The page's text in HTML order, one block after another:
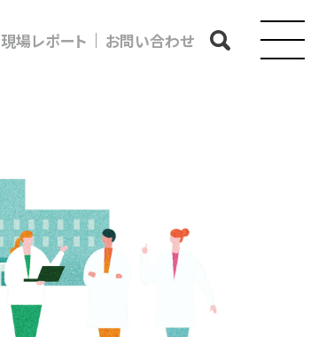
現場レポート お問い合わせ